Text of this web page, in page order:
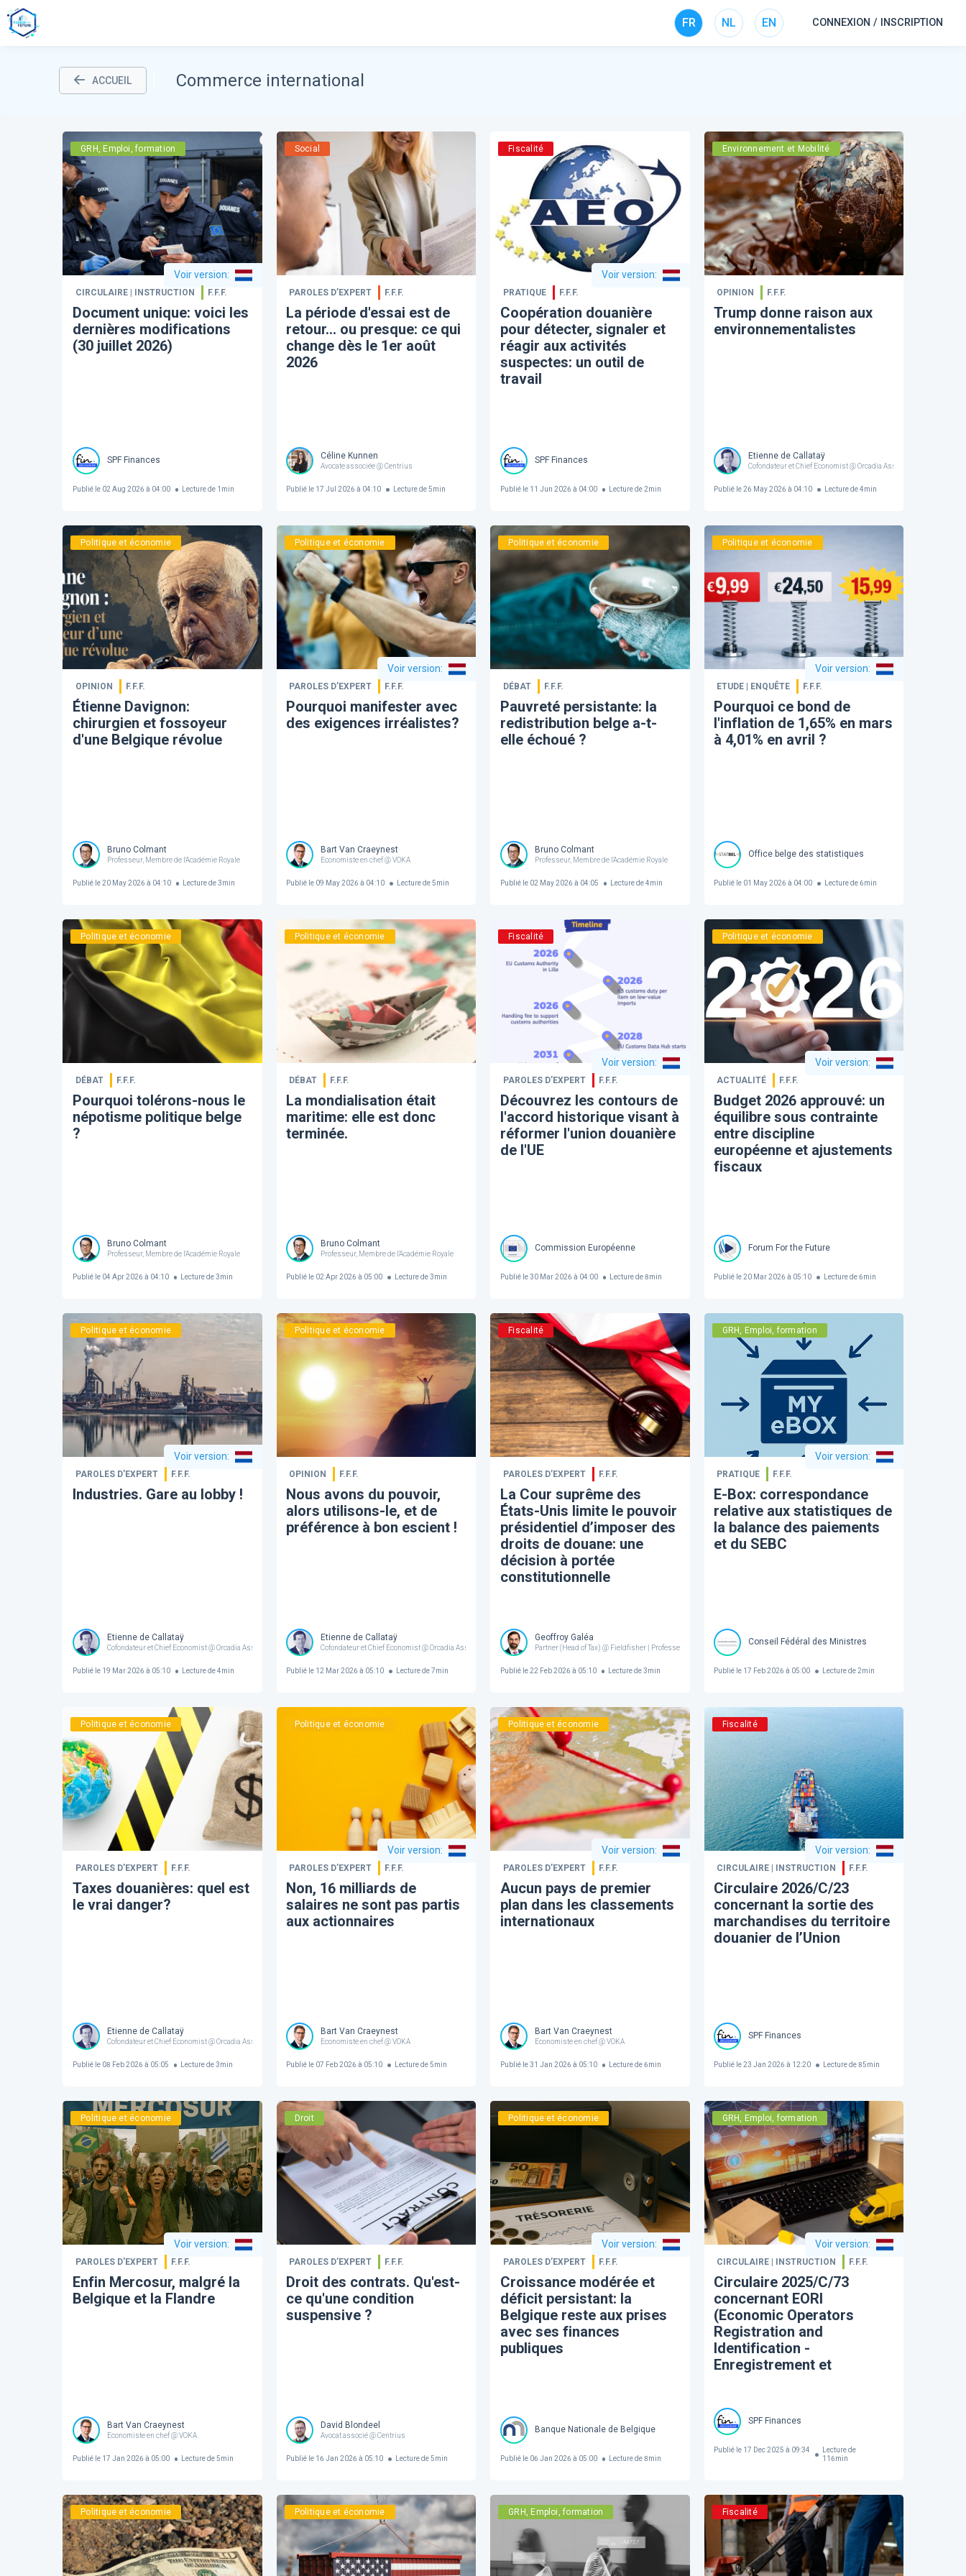
FR NL EN CONNEXION / INSCRIPTION
ACCUEIL Commerce international
GRH, Emploi, formation
Voir version:
CIRCULAIRE | INSTRUCTION F.F.F.
Document unique: voici les
dernières modifications
(30 juillet 2026)
SPF Finances
Publié le02 Aug 2026 à 04:00 Lecture de 1 min
Social
PAROLES D’EXPERT F.F.F.
La période d'essai est de
retour… ou presque: ce qui
change dès le 1er août
2026
Céline Kunnen
Avocate associée @ Centrius
Publié le 17 Jul 2026 à 04:10 Lecture de 5min
Fiscalité
Voir version:
PRATIQUE F.F.F.
Coopération douanière
pour détecter, signaler et
réagir aux activités
suspectes: un outil de
travail
SPF Finances
Publié le11 Jun 2026 à 04:00 Lecture de2min
Environnement et Mobilité
OPINION F.F.F.
Trump donne raison aux
environnementalistes
Etienne de Callataÿ
Cofondateur et Chief Economist @ Orcadia Asset Management
Publié le26 May 2026 à 04:10 Lecture de 4min
Politique et économie
OPINION F.F.F.
​Étienne Davignon:
chirurgien et fossoyeur
d'une Belgique révolue
Bruno Colmant
Professeur, Membre de l'Académie Royale
Publié le20 May 2026 à 04:10 Lecture de3min
Politique et économie
Voir version:
PAROLES D’EXPERT F.F.F.
Pourquoi manifester avec
des exigences irréalistes?
Bart Van Craeynest
Economiste en chef @ VOKA
Publié le 09 May 2026 à 04:10 Lecture de 5min
Politique et économie
DÉBAT F.F.F.
Pauvreté persistante: la
redistribution belge a-t-
elle échoué ?
Bruno Colmant
Professeur, Membre de l'Académie Royale
Publié le02 May 2026 à 04:05 Lecture de4min
Politique et économie
Voir version:
ETUDE | ENQUÊTE F.F.F.
Pourquoi ce bond de
l'inflation de 1,65% en mars
à 4,01% en avril ?
Office belge des statistiques
Publié le 01 May 2026 à 04:00 Lecture de 6min
Politique et économie
DÉBAT F.F.F.
​Pourquoi tolérons-nous le
népotisme politique belge
?
Bruno Colmant
Professeur, Membre de l'Académie Royale
Publié le04 Apr 2026 à 04:10 Lecture de3min
Politique et économie
DÉBAT F.F.F.
​La mondialisation était
maritime: elle est donc
terminée.
Bruno Colmant
Professeur, Membre de l'Académie Royale
Publié le 02 Apr 2026 à 05:00 Lecture de 3min
Fiscalité
Voir version:
PAROLES D’EXPERT F.F.F.
Découvrez les contours de
l'accord historique visant à
réformer l'union douanière
de l'UE
Commission Européenne
Publié le30 Mar 2026 à 04:00 Lecture de8min
Politique et économie
Voir version:
ACTUALITÉ F.F.F.
Budget 2026 approuvé: un
équilibre sous contrainte
entre discipline
européenne et ajustements
fiscaux
Forum For the Future
Publié le20 Mar 2026 à 05:10 Lecture de 6min
Politique et économie
Voir version:
PAROLES D’EXPERT F.F.F.
Industries. Gare au lobby !
Etienne de Callataÿ
Cofondateur et Chief Economist @ Orcadia Asset Management
Publié le19 Mar 2026 à 05:10 Lecture de4min
Politique et économie
OPINION F.F.F.
Nous avons du pouvoir,
alors utilisons-le, et de
préférence à bon escient !
Etienne de Callataÿ
Cofondateur et Chief Economist @ Orcadia Asset Management
Publié le 12 Mar 2026 à 05:10 Lecture de 7min
Fiscalité
PAROLES D’EXPERT F.F.F.
La Cour suprême des
États-Unis limite le pouvoir
présidentiel d’imposer des
droits de douane: une
décision à portée
constitutionnelle
Geoffroy Galéa
Partner (Head of Tax) @ Fieldfisher | Professeur @ ICHEC-ESSF
Publié le22 Feb 2026 à 05:10 Lecture de3min
GRH, Emploi, formation
Voir version:
PRATIQUE F.F.F.
E-Box: correspondance
relative aux statistiques de
la balance des paiements
et du SEBC
Conseil Fédéral des Ministres
Publié le 17 Feb 2026 à 05:00 Lecture de 2min
Politique et économie
PAROLES D’EXPERT F.F.F.
Taxes douanières: quel est
le vrai danger?
Etienne de Callataÿ
Cofondateur et Chief Economist @ Orcadia Asset Management
Publié le08 Feb 2026 à 05:05 Lecture de3min
Politique et économie
Voir version:
PAROLES D’EXPERT F.F.F.
Non, 16 milliards de
salaires ne sont pas partis
aux actionnaires
Bart Van Craeynest
Economiste en chef @ VOKA
Publié le 07 Feb 2026 à 05:10 Lecture de 5min
Politique et économie
Voir version:
PAROLES D’EXPERT F.F.F.
Aucun pays de premier
plan dans les classements
internationaux
Bart Van Craeynest
Economiste en chef @ VOKA
Publié le31 Jan 2026 à 05:10 Lecture de6min
Fiscalité
Voir version:
CIRCULAIRE | INSTRUCTION F.F.F.
Circulaire 2026/C/23
concernant la sortie des
marchandises du territoire
douanier de l’Union
SPF Finances
Publié le23 Jan 2026 à 12:20 Lecture de 85min
Politique et économie
Voir version:
PAROLES D’EXPERT F.F.F.
Enfin Mercosur, malgré la
Belgique et la Flandre
Bart Van Craeynest
Economiste en chef @ VOKA
Publié le17 Jan 2026 à 05:00 Lecture de5min
Droit
PAROLES D’EXPERT F.F.F.
Droit des contrats. Qu'est-
ce qu'une condition
suspensive ?
David Blondeel
Avocat associé @ Centrius
Publié le 16 Jan 2026 à 05:10 Lecture de 5min
Politique et économie
Voir version:
PAROLES D’EXPERT F.F.F.
Croissance modérée et
déficit persistant: la
Belgique reste aux prises
avec ses finances
publiques
Banque Nationale de Belgique
Publié le06 Jan 2026 à 05:00 Lecture de8min
GRH, Emploi, formation
Voir version:
CIRCULAIRE | INSTRUCTION F.F.F.
Circulaire 2025/C/73
concernant EORI
(Economic Operators
Registration and
Identification -
Enregistrement et
SPF Finances
Publié le 17 Dec 2025 à 09:34
Lecture de
116min
Politique et économie Politique et économie GRH, Emploi, formation Fiscalité